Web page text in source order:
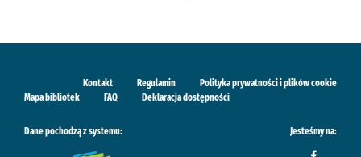
Kontakt Regulamin
Polityka prywatności i plików cookie
Mapa bibliotek
FAQ Deklaracja dostępności
Dane pochodzą z systemu: Jesteśmy na: